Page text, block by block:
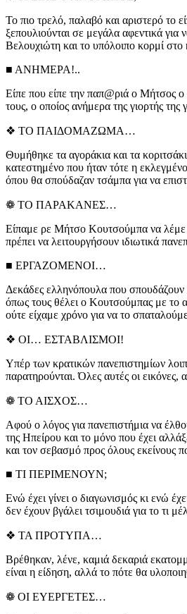
Το πιο τρελό, παλαβό και αριστερό το
ξεπουλιούνται σε μεγάλα αφεντικά
Βελουχιώτη και το υπόλοιπο κορμί
■ ΑΝΗΜΕΡΑ!..
Είπε που είπε την παπ@ριά ο Μήτσος ο
τους, ο οποίος ανήμερα της γιορτής
❖ ΤΟ ΠΑΙΔΟΜΑΖΩΜΑ…
Θυμήθηκε τα αγοράκια και τα
κατεστημένο που ήταν τότε η
όπου θα σπούδαζαν τσάμπα για να
❁ ΤΟ ΠΑΡΑΚΑΝΕΣ…
Είπαμε ρε Μήτσο Κουτσούμπα να λέμε
πρέπει να λειτουργήσουν ιδιωτικά
■ ΕΡΓΑΖΟΜΕΝΟΙ…
Δεκάδες ελληνόπουλα που σπουδάζουν
όπως τους θέλει ο Κουτσούμπας με το
ούτε είχαμε χρόνο για να το
❖ ΟΙ… ΕΣΤΑΒΛΙΣΜΟΙ!
Υπέρ των κρατικών πανεπιστημίων
παρατηρούνται. Όλες αυτές οι
❁ ΤΟ ΑΙΣΧΟΣ…
Αφού ο λόγος για πανεπιστήμια να
της Ηπείρου και το μόνο που έχει
και τον σεβασμό προς όλους εκείνους
■ ΤΙ ΠΕΡΙΜΕΝΟΥΝ;
Ενώ έχει γίνει ο διαγωνισμός κι ενώ
δεν έχουν βγάλει τσιμουδιά για το τι
❖ ΤΑ ΠΡΟΤΥΠΑ…
Βρέθηκαν, λένε, καμιά δεκαριά
είναι η είδηση, αλλά το πότε θα
❁ ΟΙ ΕΥΕΡΓΕΤΕΣ…